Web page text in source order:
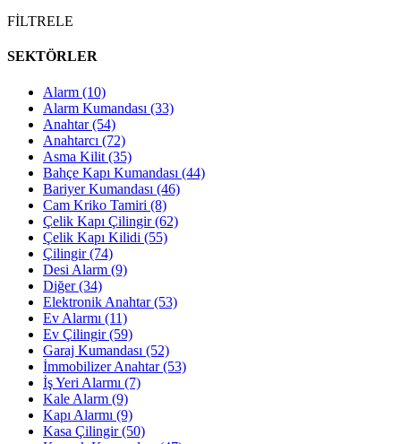
FİLTRELE
SEKTÖRLER
Alarm (10)
Alarm Kumandası (33)
Anahtar(54)
Anahtarcı (72)
Asma Kilit (35)
Bahçe Kapı Kumandası (44)
Bariyer Kumandası (46)
Cam Kriko Tamiri (8)
Çelik Kapı Çilingir(62)
Çelik Kapı Kilidi (55)
Çilingir(74)
Desi Alarm (9)
Diğer(34)
Elektronik Anahtar(53)
Ev Alarmı (11)
Ev Çilingir(59)
Garaj Kumandası (52)
İmmobilizer Anahtar(53)
İş Yeri Alarmı (7)
Kale Alarm (9)
Kapı Alarmı (9)
Kasa Çilingir(50)